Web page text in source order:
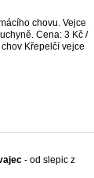
chovu. Vejce
Cena: 3 Kč /
Křepelčí vejce
- od slepic z